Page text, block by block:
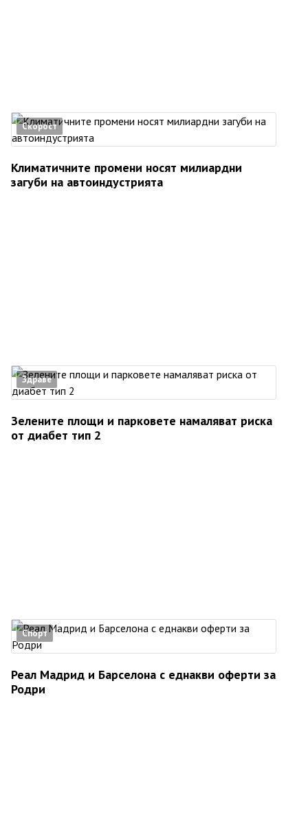
Скорост
Климатичните промени носят милиардни
загуби на автоиндустрията
Здраве
Зелените площи и парковете намаляват риска
от диабет тип 2
Спорт
Реал Мадрид и Барселона с еднакви оферти за
Родри